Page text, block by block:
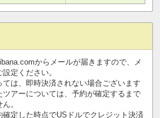
からメールが届きますので、メ
定ください。
は、即時決済されない場合ございます
アーについては、予約が確定するまで
。
定した時点でUSドルでクレジット決済